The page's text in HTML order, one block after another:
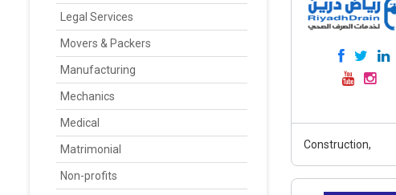
Legal Services
Movers & Packers
Manufacturing
Mechanics
Medical
Matrimonial
Non-profits
Construction,